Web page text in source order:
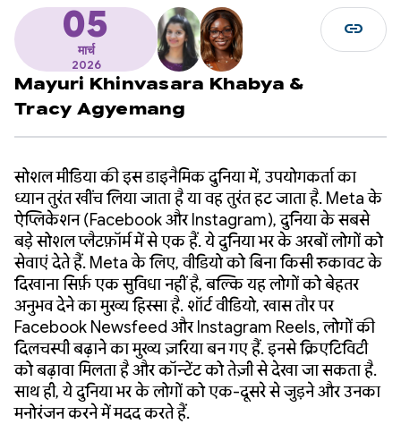
05
मार्च
2026
Mayuri Khinvasara Khabya &
Tracy Agyemang
link
सोशल मीडिया की इस डाइनैमिक दुनिया में, उपयोगकर्ता का
ध्यान तुरंत खींच लिया जाता है या वह तुरंत हट जाता है. Meta के
ऐप्लिकेशन (Facebook और Instagram), दुनिया के सबसे
बड़े सोशल प्लैटफ़ॉर्म में से एक हैं. ये दुनिया भर के अरबों लोगों को
सेवाएं देते हैं. Meta के लिए, वीडियो को बिना किसी रुकावट के
दिखाना सिर्फ़ एक सुविधा नहीं है, बल्कि यह लोगों को बेहतर
अनुभव देने का मुख्य हिस्सा है. शॉर्ट वीडियो, खास तौर पर
Facebook Newsfeed और Instagram Reels, लोगों की
दिलचस्पी बढ़ाने का मुख्य ज़रिया बन गए हैं. इनसे क्रिएटिविटी
को बढ़ावा मिलता है और कॉन्टेंट को तेज़ी से देखा जा सकता है.
साथ ही, ये दुनिया भर के लोगों को एक-दूसरे से जुड़ने और उनका
मनोरंजन करने में मदद करते हैं.